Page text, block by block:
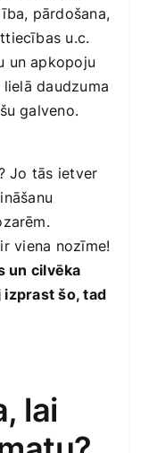
pārdošana,
u.c.
un apkopoju
daudzuma
galveno.
Jo tās ietver
viena nozīme!
un cilvēka
izprast šo, tad
lai